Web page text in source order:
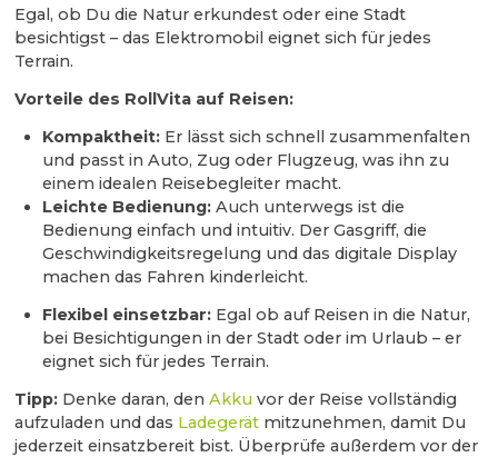
Egal, ob Du die Natur erkundest oder eine Stadt
besichtigst – das Elektromobil eignet sich für jedes
Terrain.
Vorteile des RollVita auf Reisen:
Kompaktheit: Er lässt sich schnell zusammenfalten
und passt in Auto, Zug oder Flugzeug, was ihn zu
einem idealen Reisebegleiter macht.
Leichte Bedienung:Auch unterwegs ist die
Bedienung einfach und intuitiv. Der Gasgriff, die
Geschwindigkeitsregelung und das digitale Display
machen das Fahren kinderleicht.
Flexibel einsetzbar: Egal ob auf Reisen in die Natur,
bei Besichtigungen in der Stadt oder im Urlaub – er
eignet sich für jedes Terrain.
Tipp:Denke daran, den Akku vor der Reise vollständig
aufzuladen und das Ladegerätmitzunehmen, damit Du
jederzeit einsatzbereit bist. Überprüfe außerdem vor der